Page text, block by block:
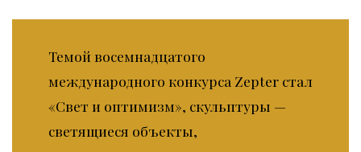
Темой восемнадцатого
международного конкурса Zepter стал
«Свет и оптимизм», скульптуры —
светящиеся объекты,